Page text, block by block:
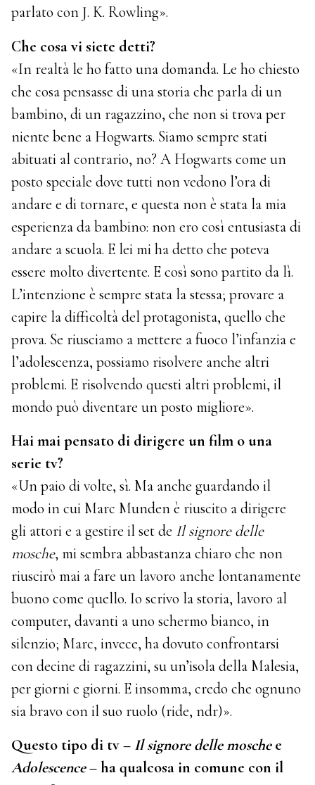
parlato con J. K. Rowling».
Che cosa vi siete detti?
«In realtà le ho fatto una domanda. Le ho chiesto
che cosa pensasse di una storia che parla di un
bambino, di un ragazzino, che non si trova per
niente bene a Hogwarts. Siamo sempre stati
abituati al contrario, no? A Hogwarts come un
posto speciale dove tutti non vedono l’ora di
andare e di tornare, e questa non è stata la mia
esperienza da bambino: non ero così entusiasta di
andare a scuola. E lei mi ha detto che poteva
essere molto divertente. E così sono partito da lì.
L’intenzione è sempre stata la stessa; provare a
capire la difficoltà del protagonista, quello che
prova. Se riusciamo a mettere a fuoco l’infanzia e
l’adolescenza, possiamo risolvere anche altri
problemi. E risolvendo questi altri problemi, il
mondo può diventare un posto migliore».
Hai mai pensato di dirigere un film o una
serie tv?
«Un paio di volte, sì. Ma anche guardando il
modo in cui Marc Munden è riuscito a dirigere
gli attori e a gestire il set de Il signore delle
mosche, mi sembra abbastanza chiaro che non
riuscirò mai a fare un lavoro anche lontanamente
buono come quello. Io scrivo la storia, lavoro al
computer, davanti a uno schermo bianco, in
silenzio; Marc, invece, ha dovuto confrontarsi
con decine di ragazzini, su un’isola della Malesia,
per giorni e giorni. E insomma, credo che ognuno
sia bravo con il suo ruolo (ride, ndr)».
Questo tipo di tv – Il signore delle moschee
Adolescence– ha qualcosa in comune con il